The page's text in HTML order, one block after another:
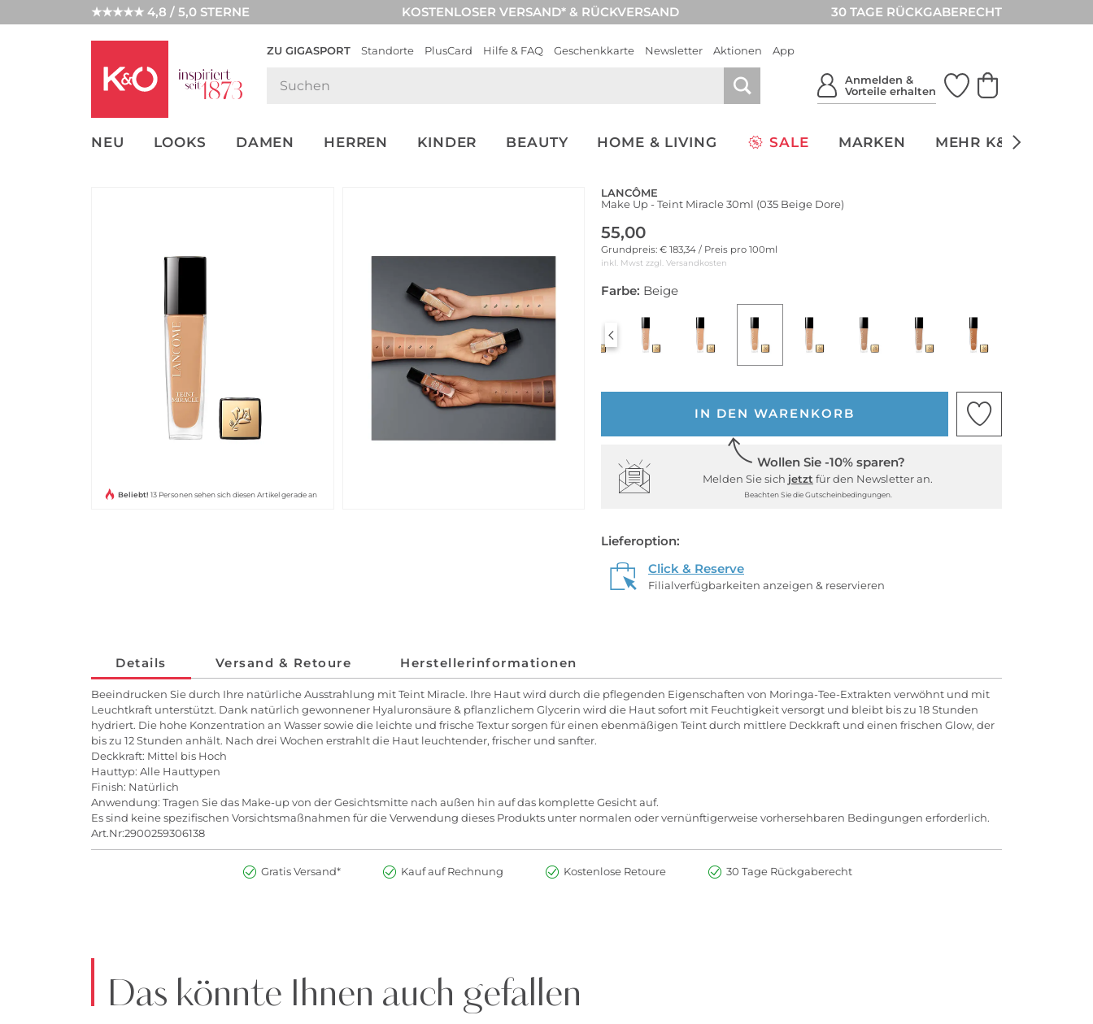
★★★★★ 4,8 / 5,0 STERNE KOSTENLOSER VERSAND* & RÜCKVERSAND 30 TAGE RÜCKGABERECHT
ZU GIGASPORT Standorte PlusCard Hilfe & FAQ Geschenkkarte Newsletter Aktionen App
Anmelden &
Vorteile erhalten
NEU LOOKS DAMEN HERREN KINDER BEAUTY HOME & LIVING SALE MARKEN MEHR K&Ö
UNSERE APP
CLICK &
Beliebt! 13 Personen sehen sich diesen Artikel gerade an
LANCÔME
Make Up - Teint Miracle 30ml (035 Beige Dore)
55,00
Grundpreis: € 183,34 / Preis pro 100ml
inkl. Mwst zzgl. Versandkosten
Farbe: Beige
IN DEN WARENKORB
Wollen Sie -10% sparen?
Melden Sie sich jetzt für den Newsletter an.
Beachten Sie die Gutscheinbedingungen.
Lieferoption:
Click & Reserve
Filialverfügbarkeiten anzeigen & reservieren
Details Versand & Retoure Herstellerinformationen
Beeindrucken Sie durch Ihre natürliche Ausstrahlung mit Teint Miracle. Ihre Haut wird durch die pflegenden Eigenschaften von Moringa-Tee-Extrakten verwöhnt und mit
Leuchtkraft unterstützt. Dank natürlich gewonnener Hyaluronsäure & pflanzlichem Glycerin wird die Haut sofort mit Feuchtigkeit versorgt und bleibt bis zu 18 Stunden
hydriert. Die hohe Konzentration an Wasser sowie die leichte und frische Textur sorgen für einen ebenmäßigen Teint durch mittlere Deckkraft und einen frischen Glow, der
bis zu 12 Stunden anhält. Nach drei Wochen erstrahlt die Haut leuchtender, frischer und sanfter.
Deckkraft: Mittel bis Hoch
Hauttyp: Alle Hauttypen
Finish: Natürlich
Anwendung: Tragen Sie das Make-up von der Gesichtsmitte nach außen hin auf das komplette Gesicht auf.
Es sind keine spezifischen Vorsichtsmaßnahmen für die Verwendung dieses Produkts unter normalen oder vernünftigerweise vorhersehbaren Bedingungen erforderlich.
Art.Nr:2900259306138
Gratis Versand* Kauf auf Rechnung Kostenlose Retoure 30 Tage Rückgaberecht
Das könnte Ihnen auch gefallen